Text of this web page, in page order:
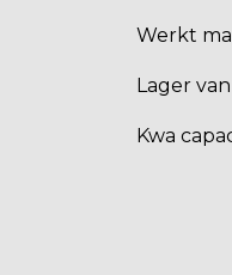
Werkt
Lager
Kwa